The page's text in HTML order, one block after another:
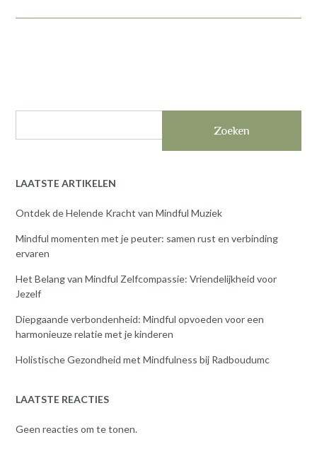
Zoeken
LAATSTE ARTIKELEN
Ontdek de Helende Kracht van Mindful Muziek
Mindful momenten met je peuter: samen rust en verbinding
ervaren
Het Belang van Mindful Zelfcompassie: Vriendelijkheid voor
Jezelf
Diepgaande verbondenheid: Mindful opvoeden voor een
harmonieuze relatie met je kinderen
Holistische Gezondheid met Mindfulness bij Radboudumc
LAATSTE REACTIES
Geen reacties om te tonen.